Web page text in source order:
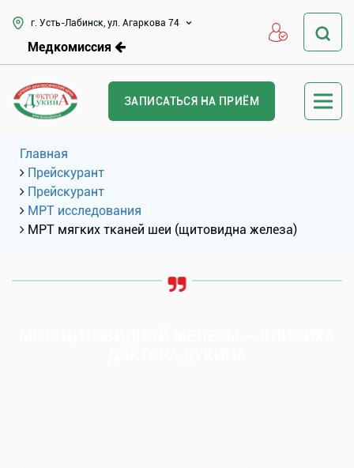
г. Усть-Лабинск, ул. Агаркова 74
Медкомиссия
ЗАПИСАТЬСЯ НА ПРИЁМ
Главная
Прейскурант
Прейскурант
МРТ исследования
МРТ мягких тканей шеи (щитовидна железа)